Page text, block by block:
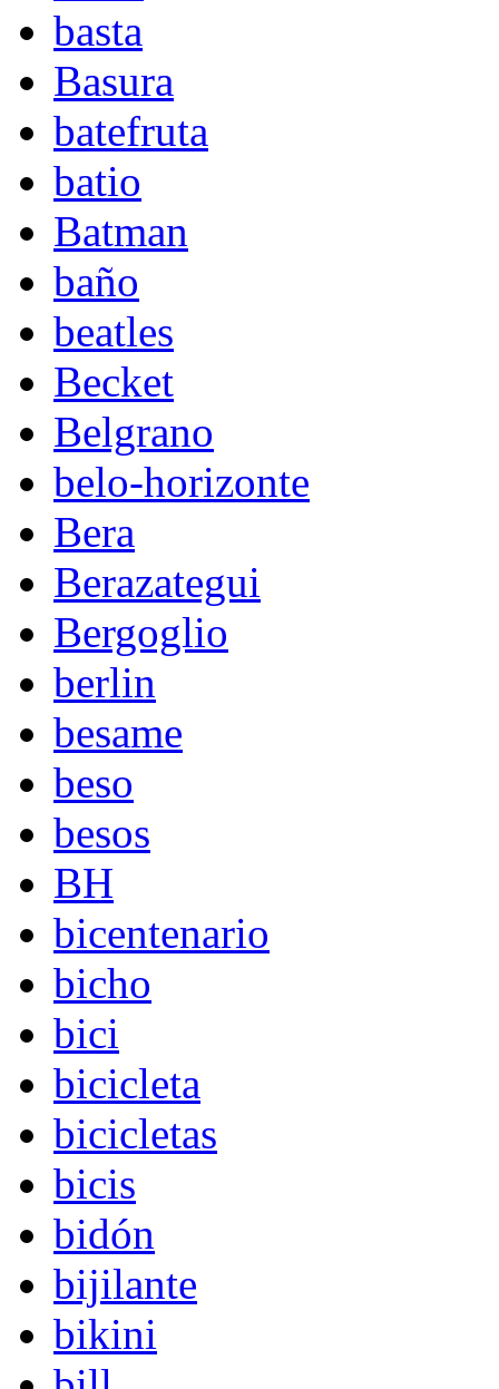
basta
Basura
batefruta
batio
Batman
baño
beatles
Becket
Belgrano
belo-horizonte
Bera
Berazategui
Bergoglio
berlin
besame
beso
besos
BH
bicentenario
bicho
bici
bicicleta
bicicletas
bicis
bidón
bijilante
bikini